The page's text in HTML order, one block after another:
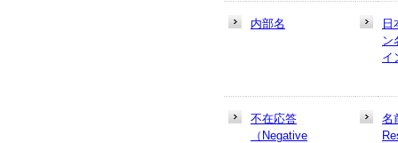
内部名
日
ン
イ
不在応答
（Negative
名